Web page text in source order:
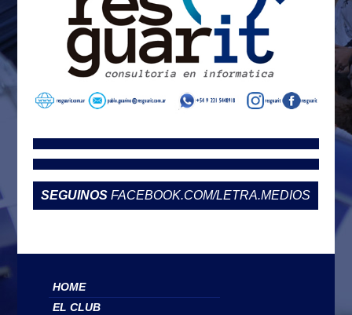
SEGUINOSFACEBOOK.COM/LETRA.MEDIOS
HOME
EL CLUB